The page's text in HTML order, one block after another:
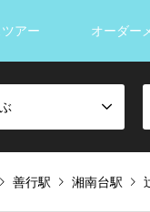
アー オーダー
善行駅 湘南台駅